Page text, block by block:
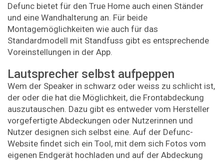
Defunc bietet für den True Home auch einen Ständer
und eine Wandhalterung an. Für beide
Montagemöglichkeiten wie auch für das
Standardmodell mit Standfuss gibt es entsprechende
Voreinstellungen in der App.
Lautsprecher selbst aufpeppen
Wem der Speaker in schwarz oder weiss zu schlicht ist,
der oder die hat die Möglichkeit, die Frontabdeckung
auszutauschen. Dazu gibt es entweder vom Hersteller
vorgefertigte Abdeckungen oder Nutzerinnen und
Nutzer designen sich selbst eine. Auf der Defunc-
Website findet sich ein Tool, mit dem sich Fotos vom
eigenen Endgerät hochladen und auf der Abdeckung